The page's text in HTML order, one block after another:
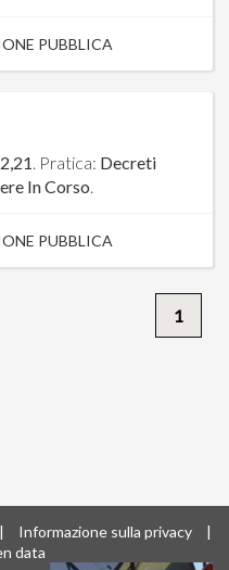
PUBBLICA
. Pratica: Decreti
In Corso.
PUBBLICA
1
| Informazione sulla privacy
|
data